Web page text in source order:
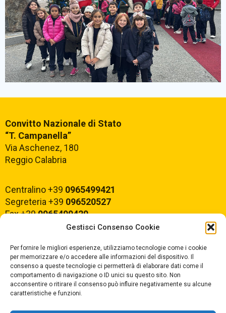
Gestisci Consenso Cookie
Per fornire le migliori esperienze, utilizziamo tecnologie come i cookie
per memorizzare e/o accedere alle informazioni del dispositivo. Il
consenso a queste tecnologie ci permetterà di elaborare dati come il
comportamento di navigazione o ID unici su questo sito. Non
acconsentire o ritirare il consenso può influire negativamente su alcune
caratteristiche e funzioni.
PERSONALE
Cerca
Convitto Nazionale di Stato
“T. Campanella”
Via Aschenez, 180
Reggio Calabria
Centralino +39 0965499421
Segreteria +39 096520527
Fax +390965499420
E-mail: rcvc010005@istruzione.it
PEC:rcvc010005@pec.istruzione.it
ORARIO DI APERTURA
Dal lunedì al Venerdì
dalle ore 07,00 alle ore 18,30